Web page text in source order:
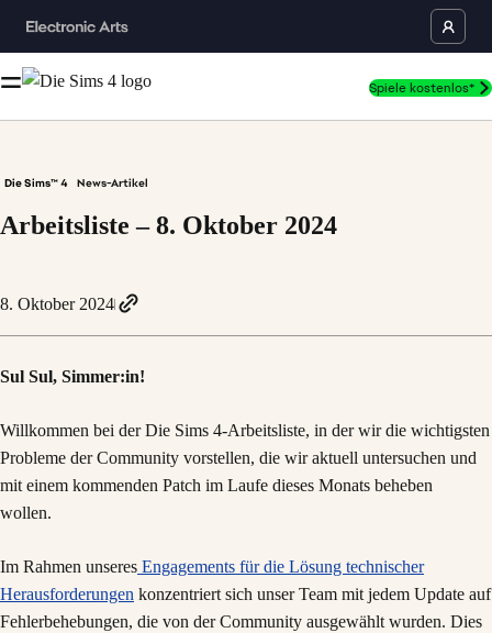
Spiele kostenlos*
Die Sims™ 4 News-Artikel
Arbeitsliste – 8. Oktober 2024
8. Oktober 2024
Sul Sul, Simmer:in!
Willkommen bei der Die Sims 4-Arbeitsliste, in der wir die wichtigsten
Probleme der Community vorstellen, die wir aktuell untersuchen und
mit einem kommenden Patch im Laufe dieses Monats beheben
wollen.
Im Rahmen unseres Engagements für die Lösung technischer
Herausforderungen konzentriert sich unser Team mit jedem Update auf
Fehlerbehebungen, die von der Community ausgewählt wurden. Dies